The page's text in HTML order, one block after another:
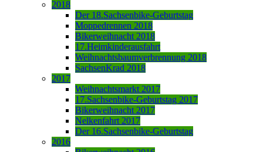
2018
Der 18.Sachsenbike-Geburtstag
Moppedrennen 2018
Bikerweihnacht 2018
17.Heimkinderausfahrt
Weihnachtsbaumverbrennung 2018
SachsenKrad 2018
2017
Weihnachtsmarkt 2017
17.Sachsenbike-Geburtstag 2017
Bikerweihnacht 2017
Nelkenfahrt 2017
Der 16.Sachsenbike-Geburtstag
2016